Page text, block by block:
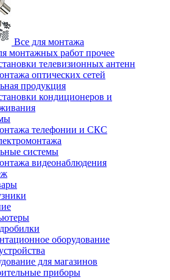
Все для монтажа
монтажных работ прочее
телевизионных антенн
оптических сетей
продукция
кондиционеров и
телефонии и СКС
системы
видеонаблюдения
оборудование
для магазинов
приборы